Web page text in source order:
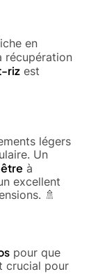
en
récupération
riz est
légers
Un
à
excellent
🚿
pour que
crucial pour